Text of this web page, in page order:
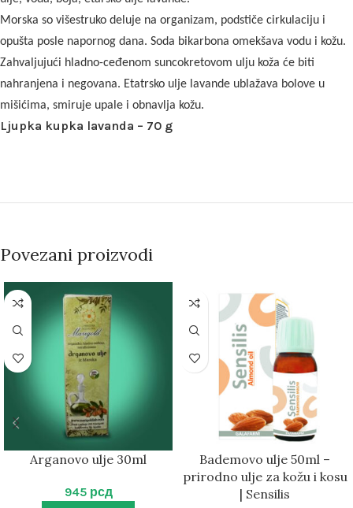
Morska so višestruko deluje na organizam, podstiče cirkulaciju i
opušta posle napornog dana. Soda bikarbona omekšava vodu i kožu.
Zahvaljujući hladno-ceđenom suncokretovom ulju koža će biti
nahranjena i negovana. Etatrsko ulje lavande ublažava bolove u
mišićima, smiruje upale i obnavlja kožu.
Ljupka kupka lavanda – 70 g
Povezani proizvodi
Arganovo ulje 30ml
945 рсд
Bademovo ulje 50ml –
prirodno ulje za kožu i kosu
| Sensilis